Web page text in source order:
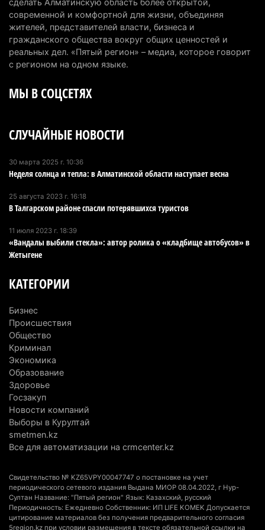
Хозяина собак, едва не загрызших ребенка в
Алматинской области, судят спустя год после
трагедии
5 августа 2026 г. 09:17
В Алматинской области запустят производство
катеров для Formula-1 H2O и откроют академию
5 августа 2026 г. 08:29
В Alatau City Authority назначили нового
директора по коммуникациям
Партия «Әділет» предложила превратить
университеты в центры технологий и новых
рабочих мест
4 августа 2026 г. 15:11
В Алматинской области назначили нового
4 августа 2026 г. 14:29
В Алматинской области второй день не могут
потушить пожар в Аксайском ущелье
4 августа 2026 г. 13:02
В Алматы приостановили лицензии 350
строительным компаниям
4 августа 2026 г. 12:06
В команде акима Алатау новое назначение: кто
4 августа 2026 г. 11:40 157
Выборы в Курултай: Алматинская область вошла
в число регионов с самым большим
современной и комфортной для жизни, объединяя
жителей, представителей власти, бизнеса и
гражданского общества вокруг общих ценностей и
реальных дел. «Пятый регион» – медиа, которое говорит
с регионом на одном языке.
МЫ В СОЦСЕТЯХ
СЛУЧАЙНЫЕ НОВОСТИ
30 марта 2025 г. 10:36
Неделя солнца и тепла: в Алматинской области наступает весна
25 августа 2023 г. 16:18
В Талгарском районе спасли потерявшихся туристов
11 июля 2023 г. 18:39
«Вандалы выбили стекла»: автор ролика о «кладбище автобусов» в
Жетыгене
КАТЕГОРИИ
Бизнес
Происшествия
Общество
Криминал
Экономика
Образование
Здоровье
Госзакуп
Новости компаний
Выборы в Курултай
smetmen.kz
Все для автоматизации на crmcenter.kz
Свидетельство № KZ65VPY00047747 о постановке на учет
периодического сетевого издания Выдана МИОР 08.04.2022, г Нур-
Султан Название: "Пятый регион" Язык: Казахский, русский
Периодичность: Ежедневно Собственник: ИП LIFE KOMEK Допускается
цитирование материалов без получения предварительного согласия
5region.kz при условии размещения в тексте обязательной ссылки на